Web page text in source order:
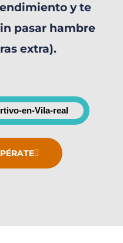
y te
pasar hambre
extra).